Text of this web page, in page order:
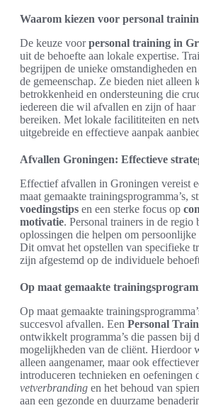
Waarom kiezen voor personal
De keuze voorpersonal training in
uit de behoefte aan lokale expertise.
begrijpen de unieke omstandigheden
de gemeenschap. Ze bieden niet alleen
betrokkenheid en ondersteuning die
iedereen die wil afvallen en zijn of
bereiken. Met lokale facilititeiten en
uitgebreide en effectieve aanpak
Afvallen Groningen: Effectieve
Effectief afvallen in Groningen vereist
maat gemaakte trainingsprogramma’s,
voedingstips en een sterke focus op
motivatie. Personal trainers in de regio
oplossingen die helpen om persoonlijke
Dit omvat het opstellen van specifieke
zijn afgestemd op de individuele
Op maat gemaakte
Op maat gemaakte
succesvol afvallen. Een Personal
ontwikkelt programma’s die passen bij
mogelijkheden van de cliënt. Hierdoor
alleen aangenamer, maar ook
introduceren technieken en oefeningen
vetverbranding en het behoud van
aan een gezonde en duurzame